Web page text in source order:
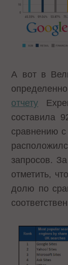
А вот в
отчету
составила
сравнению
запросов.
отметить,
долю по